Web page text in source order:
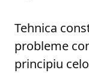
Tehnica
probleme
principiu